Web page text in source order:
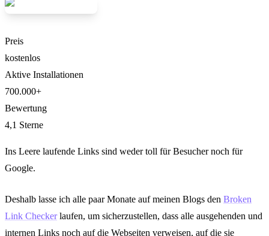
Preis
kostenlos
Aktive Installationen
700.000+
Bewertung
4,1 Sterne
Ins Leere laufende Links sind weder toll für Besucher noch für
Google.
Deshalb lasse ich alle paar Monate auf meinen Blogs den Broken
Link Checkerlaufen, um sicherzustellen, dass alle ausgehenden und
internen Links noch auf die Webseiten verweisen, auf die sie